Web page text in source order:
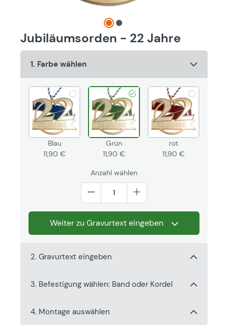
Jubiläumsorden - 22 Jahre
1. Farbe wählen
Blau
11,90 €
Grün
11,90 €
rot
11,90 €
Anzahl wählen
Weiter zu Gravurtext eingeben
2. Gravurtext eingeben
3. Befestigung wählen: Band oder Kordel
4. Montage auswählen